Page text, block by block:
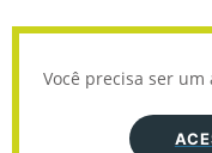
Você precisa ser